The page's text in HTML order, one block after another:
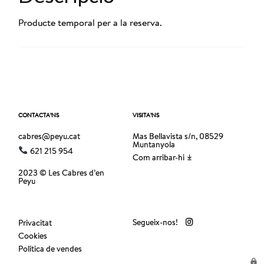
Producte temporal per a la reserva.
CONTACTA’NS
cabres@peyu.cat
621 215 954
2023 © Les Cabres d’en
Peyu
VISITA’NS
Mas Bellavista s/n, 08529
Muntanyola
Com arribar-hi
Privacitat
Cookies
Política de vendes
Segueix-nos!
lock